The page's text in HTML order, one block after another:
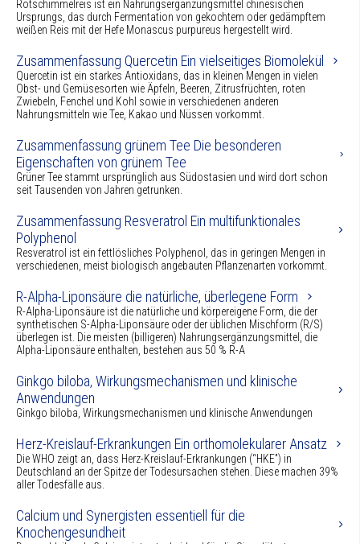
Rotschimmelreis ist ein Nahrungsergänzungsmittel chinesischen
Ursprungs, das durch Fermentation von gekochtem oder gedämpftem
weißen Reis mit der Hefe Monascus purpureus hergestellt wird.
Zusammenfassung Quercetin Ein vielseitiges Biomolekül
Quercetin ist ein starkes Antioxidans, das in kleinen Mengen in vielen
Obst- und Gemüsesorten wie Äpfeln, Beeren, Zitrusfrüchten, roten
Zwiebeln, Fenchel und Kohl sowie in verschiedenen anderen
Nahrungsmitteln wie Tee, Kakao und Nüssen vorkommt.
Zusammenfassung grünem Tee Die besonderen
Eigenschaften von grünem Tee
Grüner Tee stammt ursprünglich aus Südostasien und wird dort schon
seit Tausenden von Jahren getrunken.
Zusammenfassung Resveratrol Ein multifunktionales
Polyphenol
Resveratrol ist ein fettlösliches Polyphenol, das in geringen Mengen in
verschiedenen, meist biologisch angebauten Pflanzenarten vorkommt.
R-Alpha-Liponsäure die natürliche, überlegene Form
R-Alpha-Liponsäure ist die natürliche und körpereigene Form, die der
synthetischen S-Alpha-Liponsäure oder der üblichen Mischform (R/S)
überlegen ist. Die meisten (billigeren) Nahrungsergänzungsmittel, die
Alpha-Liponsäure enthalten, bestehen aus 50 % R-A
Ginkgo biloba, Wirkungsmechanismen und klinische
Anwendungen
Ginkgo biloba, Wirkungsmechanismen und klinische Anwendungen
Herz-Kreislauf-Erkrankungen Ein orthomolekularer Ansatz
Die WHO zeigt an, dass Herz-Kreislauf-Erkrankungen (“HKE”) in
Deutschland an der Spitze der Todesursachen stehen. Diese machen 39%
aller Todesfälle aus.
Calcium und Synergisten essentiell für die
Knochengesundheit